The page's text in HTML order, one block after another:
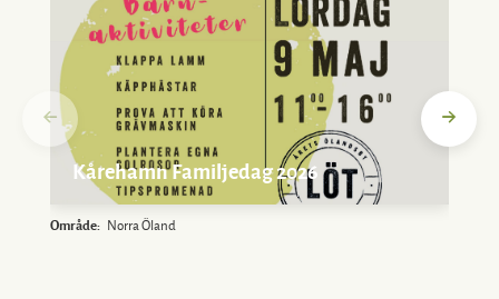
Kårehamn Familjedag 2026
Område: Norra Öland